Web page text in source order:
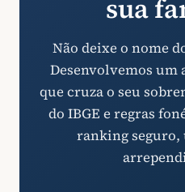
sua
Não deixe o nome
Desenvolvemos
que cruza o seu
do IBGE e regras
ranking